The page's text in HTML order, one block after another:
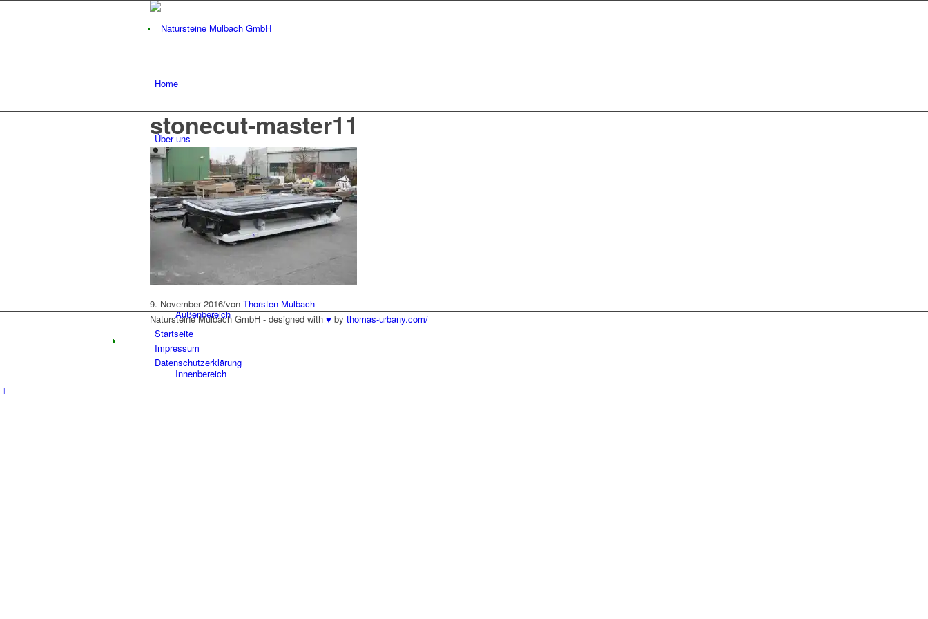
Home
Über uns
Firmengeschichte
Leistungsspektrum
Außenbereich
Innenbereich
stonecut-master11
9. November 2016/von Thorsten Mulbach
Natursteine Mulbach GmbH - designed with ♥ by thomas-urbany.com/
Startseite
Impressum
Datenschutzerklärung